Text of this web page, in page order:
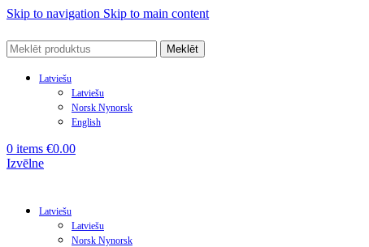
Skip to navigation Skip to main content
Meklēt
Latviešu
Latviešu
Norsk Nynorsk
English
0 items €0.00
Izvēlne
Latviešu
Latviešu
Norsk Nynorsk